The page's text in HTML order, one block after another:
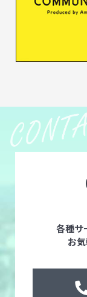
各種サ
お